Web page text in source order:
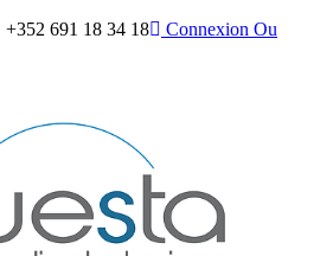
+352 691 18 34 18 Connexion Ou